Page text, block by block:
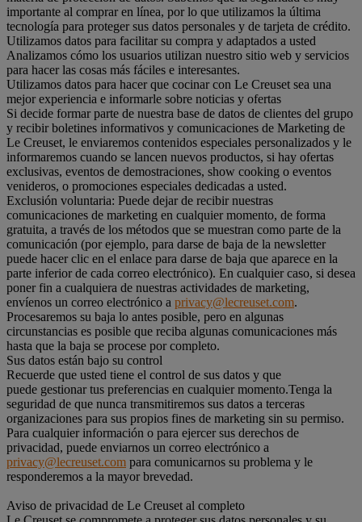
importante al comprar en línea, por lo que utilizamos la última
tecnología para proteger sus datos personales y de tarjeta de crédito.
Utilizamos datos para facilitar su compra y adaptados a usted
Analizamos cómo los usuarios utilizan nuestro sitio web y servicios
para hacer las cosas más fáciles e interesantes.
Utilizamos datos para hacer que cocinar con Le Creuset sea una
mejor experiencia e informarle sobre noticias y ofertas
Si decide formar parte de nuestra base de datos de clientes del grupo
y recibir boletines informativos y comunicaciones de Marketing de
Le Creuset, le enviaremos contenidos especiales personalizados y le
informaremos cuando se lancen nuevos productos, si hay ofertas
exclusivas, eventos de demostraciones, show cooking o eventos
venideros, o promociones especiales dedicadas a usted.
Exclusión voluntaria: Puede dejar de recibir nuestras
comunicaciones de marketing en cualquier momento, de forma
gratuita, a través de los métodos que se muestran como parte de la
comunicación (por ejemplo, para darse de baja de la newsletter
puede hacer clic en el enlace para darse de baja que aparece en la
parte inferior de cada correo electrónico). En cualquier caso, si desea
poner fin a cualquiera de nuestras actividades de marketing,
envíenos un correo electrónico a privacy@lecreuset.com.
Procesaremos su baja lo antes posible, pero en algunas
circunstancias es posible que reciba algunas comunicaciones más
hasta que la baja se procese por completo.
Sus datos están bajo su control
Recuerde que usted tiene el control de sus datos y que
puede gestionar tus preferencias en cualquier momento.Tenga la
seguridad de que nunca transmitiremos sus datos a terceras
organizaciones para sus propios fines de marketing sin su permiso.
Para cualquier información o para ejercer sus derechos de
privacidad, puede enviarnos un correo electrónico a
privacy@lecreuset.com para comunicarnos su problema y le
responderemos a la mayor brevedad.
Aviso de privacidad de Le Creuset al completo